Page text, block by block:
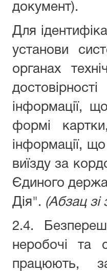
документ).
Для
установи
органах
інформації,
формі
інформації,
виїзду за
Єдиного
Дія". (Абзац
2.4.
неробочі та
працюють,